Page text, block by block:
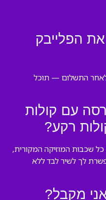
הפלייבק
לאחר התשלום — תוכל
עם קולות
רקע?
שכבות המוזיקה המקורית,
לך לשיר לבד ללא
מקבל?